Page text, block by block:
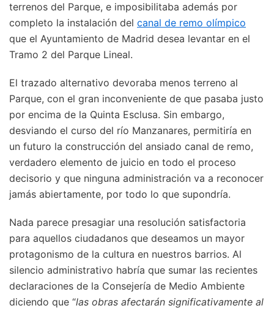
terrenos del Parque, e imposibilitaba además por
completo la instalación del canal de remo olímpico
que el Ayuntamiento de Madrid desea levantar en el
Tramo 2 del Parque Lineal.
El trazado alternativo devoraba menos terreno al
Parque, con el gran inconveniente de que pasaba justo
por encima de la Quinta Esclusa. Sin embargo,
desviando el curso del río Manzanares, permitiría en
un futuro la construcción del ansiado canal de remo,
verdadero elemento de juicio en todo el proceso
decisorio y que ninguna administración va a reconocer
jamás abiertamente, por todo lo que supondría.
Nada parece presagiar una resolución satisfactoria
para aquellos ciudadanos que deseamos un mayor
protagonismo de la cultura en nuestros barrios. Al
silencio administrativo habría que sumar las recientes
declaraciones de la Consejería de Medio Ambiente
diciendo que “las obras afectarán significativamente al